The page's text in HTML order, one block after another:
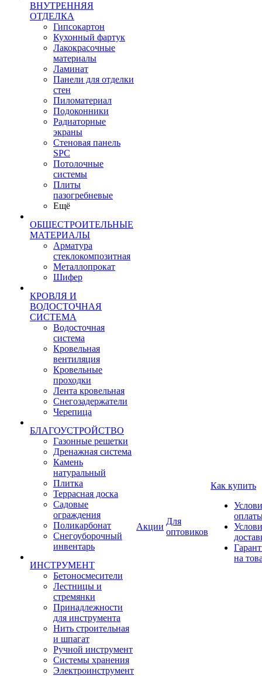
ВНУТРЕННЯЯ
ОТДЕЛКА
Гипсокартон
Кухонный фартук
Лакокрасочные
материалы
Ламинат
Панели для отделки
стен
Пиломатериал
Подоконники
Радиаторные
экраны
Стеновая панель
SPC
Потолочные
системы
Плиты
пазогребневые
Ещё
ОБЩЕСТРОИТЕЛЬНЫЕ
МАТЕРИАЛЫ
Арматура
стеклокомпозитная
Металлопрокат
Шифер
КРОВЛЯ И
ВОДОСТОЧНАЯ
СИСТЕМА
Водосточная
система
Кровельная
вентиляция
Кровельные
проходки
Лента кровельная
Снегозадержатели
Черепица
БЛАГОУСТРОЙСТВО
Газонные решетки
Дренажная система
Камень
натуральный
Плитка
Террасная доска
Садовые
ограждения
Поликарбонат
Снегоуборочный
инвентарь
ИНСТРУМЕНТ
Бетоносмесители
Лестницы и
стремянки
Принадлежности
для инструмента
Нить строительная
и шпагат
Ручной инструмент
Системы хранения
Электроинструмент
Акции
Для
оптовиков
Как купить
на